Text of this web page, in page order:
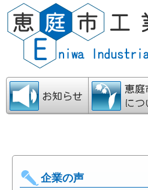
お知らせ 恵庭市について
企業の声